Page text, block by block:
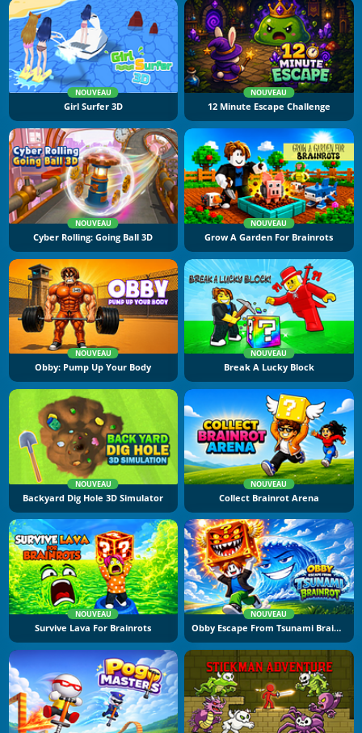
NOUVEAU
Girl Surfer 3D
NOUVEAU
12 Minute Escape Challenge
NOUVEAU
Cyber Rolling: Going Ball 3D
NOUVEAU
Grow A Garden For Brainrots
NOUVEAU
Obby: Pump Up Your Body
NOUVEAU
Break A Lucky Block
NOUVEAU
Backyard Dig Hole 3D Simulator
NOUVEAU
Collect Brainrot Arena
NOUVEAU
Survive Lava For Brainrots
NOUVEAU
Obby Escape From Tsunami Brainrot